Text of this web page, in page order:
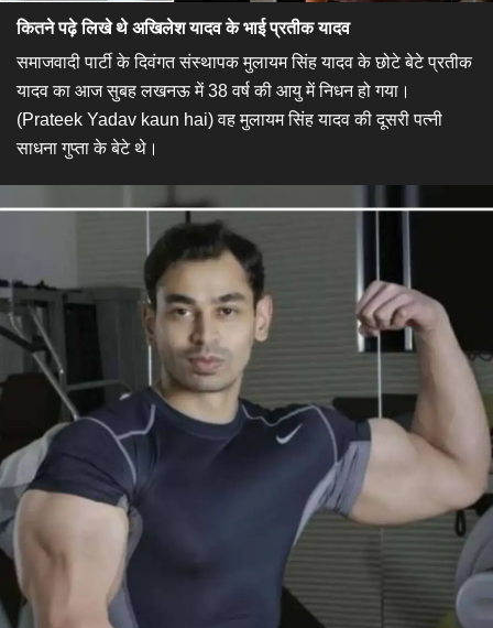
कितने पढ़े लिखे थे अखिलेश यादव के भाई प्रतीक यादव
समाजवादी पार्टी के दिवंगत संस्थापक मुलायम सिंह यादव के छोटे बेटे प्रतीक
यादव का आज सुबह लखनऊ में 38 वर्ष की आयु में निधन हो गया।
(Prateek Yadav kaun hai) वह मुलायम सिंह यादव की दूसरी पत्नी
साधना गुप्ता के बेटे थे।